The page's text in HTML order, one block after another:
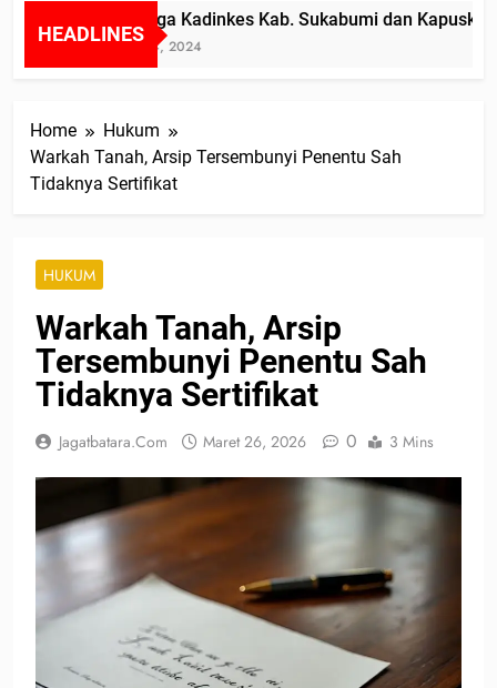
HEADLINES
Diduga Kadinkes Kab. Sukabumi dan
Juli 24, 2024
Home
Hukum
Warkah Tanah, Arsip Tersembunyi Penentu Sah
Tidaknya Sertifikat
HUKUM
Warkah Tanah, Arsip
Tersembunyi Penentu Sah
Tidaknya Sertifikat
Jagatbatara.com Maret 26, 2026 0 3 Mins